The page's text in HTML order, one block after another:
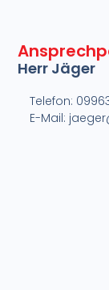
Herr Jäger
Telefon:
E-Mail: